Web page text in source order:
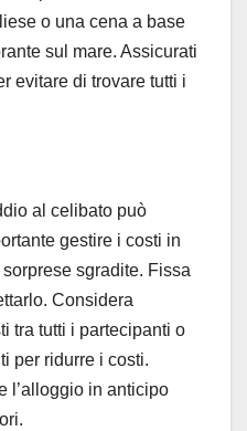
o una cena a base
sul mare. Assicurati
evitare di trovare tutti i
al celibato può
gestire i costi in
sgradite. Fissa
Considera
tra tutti i partecipanti o
per ridurre i costi.
l’alloggio in anticipo